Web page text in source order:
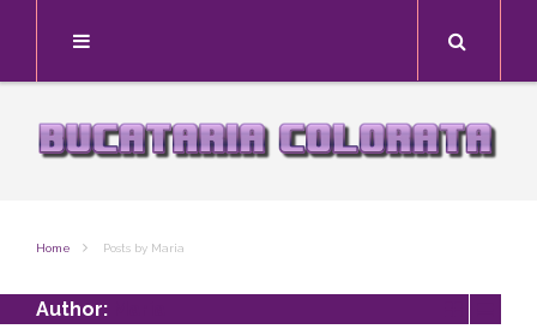
Home Posts by Maria
Author: